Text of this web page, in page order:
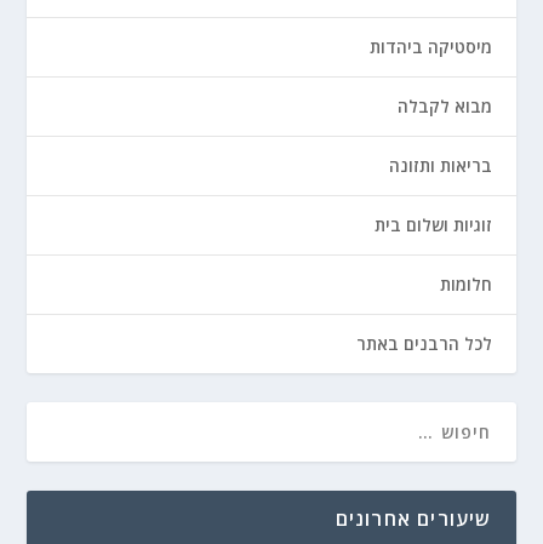
מיסטיקה ביהדות
מבוא לקבלה
בריאות ותזונה
זוגיות ושלום בית
חלומות
לכל הרבנים באתר
שיעורים אחרונים